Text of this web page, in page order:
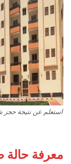
معرفة